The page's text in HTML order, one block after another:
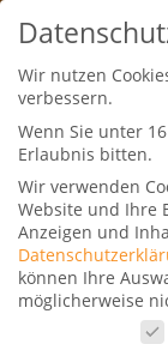
Wir nutzen
verbessern.
Wenn Sie unter
Erlaubnis bitten.
Wir verwenden
Website und Ihre
Anzeigen und
können Ihre
möglicherweise